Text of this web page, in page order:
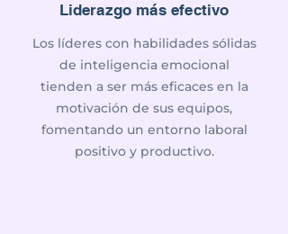
Liderazgo más efectivo
Los líderes con habilidades sólidas
de inteligencia emocional
tienden a ser más eficaces en la
motivación de sus equipos,
fomentando un entorno laboral
positivo y productivo.